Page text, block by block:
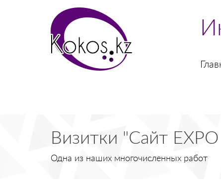
Визитки "Сайт
Одна из наших многочисленных работ